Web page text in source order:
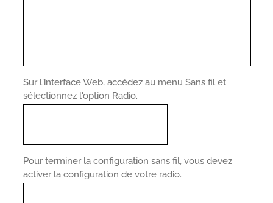
Sur l'interface Web, accédez au menu Sans fil et
sélectionnez l'option Radio.
Pour terminer la configuration sans fil, vous devez
activer la configuration de votre radio.